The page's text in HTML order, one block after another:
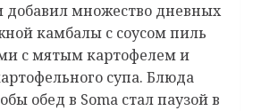
добавил множество дневных
камбалы с соусом пиль
с мятым картофелем и
супа. Блюда
обед в Soma стал паузой в